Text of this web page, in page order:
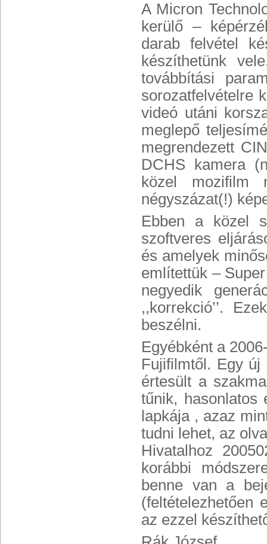
A Micron
kerülő –
darab felvétel
készíthetünk
továbbítási
sorozatfelvételre
videó utáni
meglepő
megrendezett
DCHS kamera
közel mozifilm
négyszázat(!)
Ebben a közel
szoftveres
és amelyek
említettük –
negyedik
,,korrekció’’.
beszélni.
Egyébként a
Fujifilmtől. Egy új
értesült a
tűnik, hasonlatos
lapkája , azaz
tudni lehet, az
Hivatalhoz
korábbi
benne van a
(feltételezhetően
az ezzel